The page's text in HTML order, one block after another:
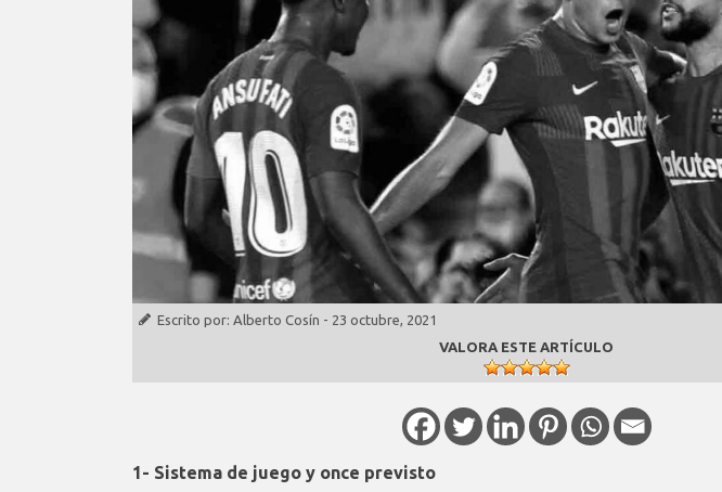
Escrito por: Alberto Cosín - 23 octubre, 2021
VALORA ESTE ARTÍCULO
1- Sistema de juego y once previsto